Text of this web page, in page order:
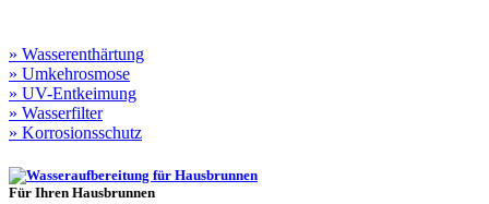
» Wasserenthärtung
» Umkehrosmose
» UV-Entkeimung
» Wasserfilter
» Korrosionsschutz
Für Ihren Hausbrunnen